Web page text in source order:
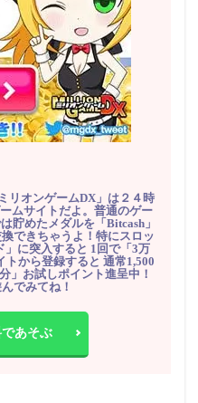
リオンゲームDX」は２４時
ムサイトだよ。普通のゲー
貯めたメダルを「Bitcash」
できちゃうよ！特にスロッ
」に突入すると 1回で「3万
トから登録すると 通常1,500
」お試しポイント進呈中！
でみてね！
あそぶ